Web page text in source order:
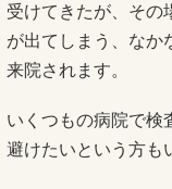
受けてきたが、その
が出てしまう、なか
来院されます。
いくつもの病院で検
避けたいという方も